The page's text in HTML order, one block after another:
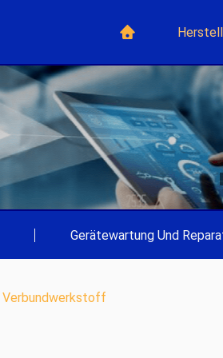
Gerätewartung Und
Verbundwerkstoff